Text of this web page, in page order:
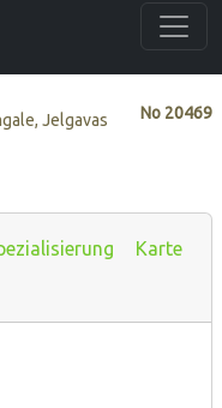
No 20469
Jelgavas
Karte